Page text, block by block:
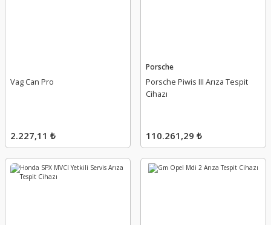
Vag Can Pro
2.227,11 ₺
Porsche
Porsche Piwis III Arıza Tespit
Cihazı
110.261,29 ₺